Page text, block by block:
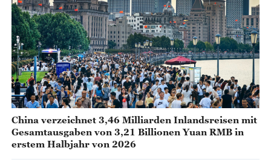
China verzeichnet 3,46 Milliarden Inlandsreisen mit
Gesamtausgaben von 3,21 Billionen Yuan RMB in
erstem Halbjahr von 2026